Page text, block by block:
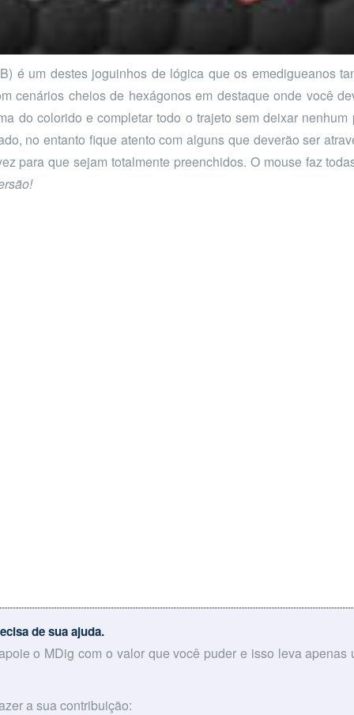
é um destes joguinhos de lógica que os emedigueanos
cenários cheios de hexágonos em destaque onde você
do colorido e completar todo o trajeto sem deixar nenhum
no entanto fique atento com alguns que deverão ser
para que sejam totalmente preenchidos. O mouse faz
de sua ajuda.
o MDig com o valor que você puder e isso leva apenas
a sua contribuição: